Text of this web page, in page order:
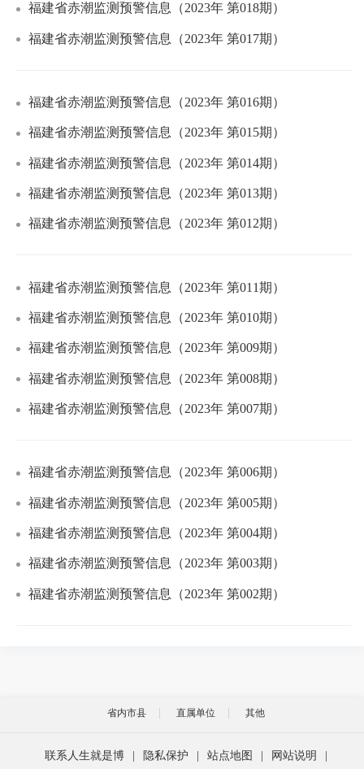
福建省赤潮监测预警信息（2023年 第018期）
福建省赤潮监测预警信息（2023年 第017期）
福建省赤潮监测预警信息（2023年 第016期）
福建省赤潮监测预警信息（2023年 第015期）
福建省赤潮监测预警信息（2023年 第014期）
福建省赤潮监测预警信息（2023年 第013期）
福建省赤潮监测预警信息（2023年 第012期）
福建省赤潮监测预警信息（2023年 第011期）
福建省赤潮监测预警信息（2023年 第010期）
福建省赤潮监测预警信息（2023年 第009期）
福建省赤潮监测预警信息（2023年 第008期）
福建省赤潮监测预警信息（2023年 第007期）
福建省赤潮监测预警信息（2023年 第006期）
福建省赤潮监测预警信息（2023年 第005期）
福建省赤潮监测预警信息（2023年 第004期）
福建省赤潮监测预警信息（2023年 第003期）
福建省赤潮监测预警信息（2023年 第002期）
省内市县 直属单位 其他
联系人生就是博 | 隐私保护 | 站点地图 | 网站说明 |